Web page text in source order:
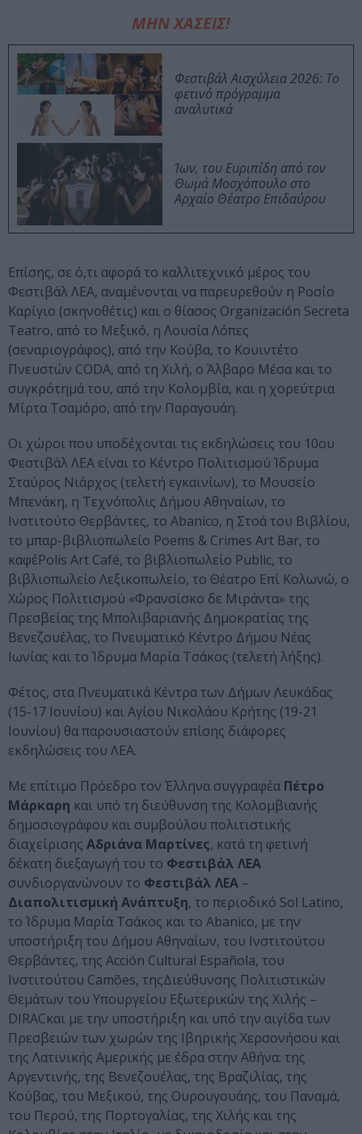
ΜΗΝ ΧΑΣΕΙΣ!
Φεστιβάλ Αισχύλεια 2026: Το
φετινό πρόγραμμα
αναλυτικά
Ίων, του Ευριπίδη από τον
Θωμά Μοσχόπουλο στο
Αρχαίο Θέατρο Επιδαύρου
Επίσης, σε ό,τι αφορά το καλλιτεχνικό μέρος του
Φεστιβάλ ΛΕΑ, αναμένονται να παρευρεθούν η Ροσίο
Καρίγιο (σκηνοθέτις) και ο θίασος Organización Secreta
Teatro, από το Μεξικό, η Λουσία Λόπες
(σεναριογράφος), από την Κούβα, το Κουιντέτο
Πνευστών CODA, από τη Χιλή, ο Άλβαρο Μέσα και το
συγκρότημά του, από την Κολομβία, και η χορεύτρια
Μίρτα Τσαμόρο, από την Παραγουάη.
Οι χώροι που υποδέχονται τις εκδηλώσεις του 10ου
Φεστιβάλ ΛΕΑ είναι το Κέντρο Πολιτισμού Ίδρυμα
Σταύρος Νιάρχος (τελετή εγκαινίων), το Μουσείο
Μπενάκη, η Τεχνόπολις Δήμου Αθηναίων, το
Ινστιτούτο Θερβάντες, το Abanico, η Στοά του Βιβλίου,
το μπαρ-βιβλιοπωλείο Poems & Crimes Art Bar, το
καφέPolis Art Café, το βιβλιοπωλείο Public, το
βιβλιοπωλείο Λεξικοπωλείο, το Θέατρο Επί Κολωνώ, ο
Χώρος Πολιτισμού «Φρανσίσκο δε Μιράντα» της
Πρεσβείας της Μπολιβαριανής Δημοκρατίας της
Βενεζουέλας, το Πνευματικό Κέντρο Δήμου Νέας
Ιωνίας και το Ίδρυμα Μαρία Τσάκος (τελετή λήξης).
Φέτος, στα Πνευματικά Κέντρα των Δήμων Λευκάδας
(15-17 Ιουνίου) και Αγίου Νικολάου Κρήτης (19-21
Ιουνίου) θα παρουσιαστούν επίσης διάφορες
εκδηλώσεις του ΛΕΑ.
Με επίτιμο Πρόεδρο τον Έλληνα συγγραφέα Πέτρο
Μάρκαρη και υπό τη διεύθυνση της Κολομβιανής
δημοσιογράφου και συμβούλου πολιτιστικής
διαχείρισης Αδριάνα Μαρτίνες, κατά τη φετινή
δέκατη διεξαγωγή του το Φεστιβάλ ΛΕΑ
συνδιοργανώνουν το Φεστιβάλ ΛΕΑ –
Διαπολιτισμική Ανάπτυξη, το περιοδικό Sol Latino,
το Ίδρυμα Μαρία Τσάκος και το Abanico, με την
υποστήριξη του Δήμου Αθηναίων, του Ινστιτούτου
Θερβάντες, της Acción Cultural Española, του
Ινστιτούτου Camões, τηςΔιεύθυνσης Πολιτιστικών
Θεμάτων του Υπουργείου Εξωτερικών της Χιλής –
DIRACκαι με την υποστήριξη και υπό την αιγίδα των
Πρεσβειών των χωρών της Ιβηρικής Χερσονήσου και
της Λατινικής Αμερικής με έδρα στην Αθήνα: της
Αργεντινής, της Βενεζουέλας, της Βραζιλίας, της
Κούβας, του Μεξικού, της Ουρουγουάης, του Παναμά,
του Περού, της Πορτογαλίας, της Χιλής και της